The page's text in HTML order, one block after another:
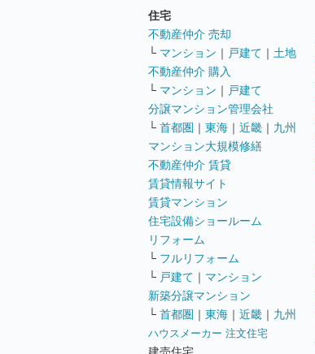
住宅
不動産仲介 売却
└ マンション ｜ 戸建て ｜ 土地
不動産仲介 購入
└ マンション ｜ 戸建て
分譲マンション管理会社
└ 首都圏 ｜ 東海 ｜ 近畿 ｜ 九州
マンション大規模修繕
不動産仲介 賃貸
賃貸情報サイト
賃貸マンション
住宅設備ショールーム
リフォーム
└ フルリフォーム
└ 戸建て ｜ マンション
新築分譲マンション
└ 首都圏 ｜ 東海 ｜ 近畿 ｜ 九州
ハウスメーカー 注文住宅